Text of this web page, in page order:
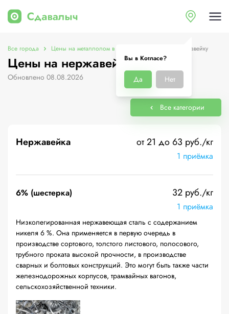
Вы в Котласе?
Да Нет
Все города Цены на металлолом в Котласе Цены на нержавейку
Цены на нержавейку в Котласе
Обновлено 08.08.2026
Все категории
Нержавейка от 21 до 63 руб./кг
1 приёмка
6% (шестерка) 32 руб./кг
1 приёмка
Низколегированная нержавеющая сталь с содержанием
никеля 6 %. Она применяется в первую очередь в
производстве сортового, толстого листового, полосового,
трубного проката высокой прочности, в производстве
сварных и болтовых конструкций. Это могут быть также части
железнодорожных корпусов, трамвайных вагонов,
сельскохозяйственной техники.